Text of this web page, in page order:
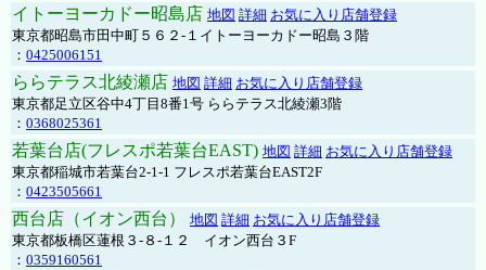
イトーヨーカドー昭島店 地図 詳細 お気に入り店舗登録
東京都昭島市田中町５６２-１イトーヨーカドー昭島３階
： 0425006151
ららテラス北綾瀬店 地図 詳細 お気に入り店舗登録
東京都足立区谷中4丁目8番1号 ららテラス北綾瀬3階
： 0368025361
若葉台店(フレスポ若葉台EAST) 地図 詳細 お気に入り店舗登録
東京都稲城市若葉台2-1-1 フレスポ若葉台EAST2F
： 0423505661
西台店（イオン西台） 地図 詳細 お気に入り店舗登録
東京都板橋区蓮根３-８-１２ イオン西台３F
： 0359160561